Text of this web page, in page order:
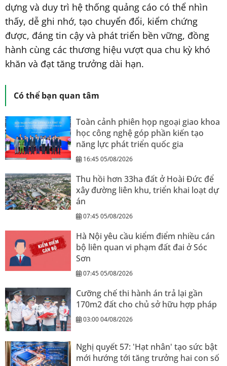
dựng và duy trì hệ thống quảng cáo có thể nhìn
thấy, dễ ghi nhớ, tạo chuyển đổi, kiểm chứng
được, đáng tin cậy và phát triển bền vững, đồng
hành cùng các thương hiệu vượt qua chu kỳ khó
khăn và đạt tăng trưởng dài hạn.
Có thể bạn quan tâm
Toàn cảnh phiên họp ngoại giao khoa
học công nghệ góp phần kiến tạo
năng lực phát triển quốc gia
16:45 05/08/2026
Thu hồi hơn 33ha đất ở Hoài Đức để
xây đường liên khu, triển khai loạt dự
án
07:45 05/08/2026
Hà Nội yêu cầu kiểm điểm nhiều cán
bộ liên quan vi phạm đất đai ở Sóc
Sơn
07:45 05/08/2026
Cưỡng chế thi hành án trả lại gần
170m2 đất cho chủ sở hữu hợp pháp
03:00 04/08/2026
Nghị quyết 57: 'Hạt nhân' tạo sức bật
mới hướng tới tăng trưởng hai con số